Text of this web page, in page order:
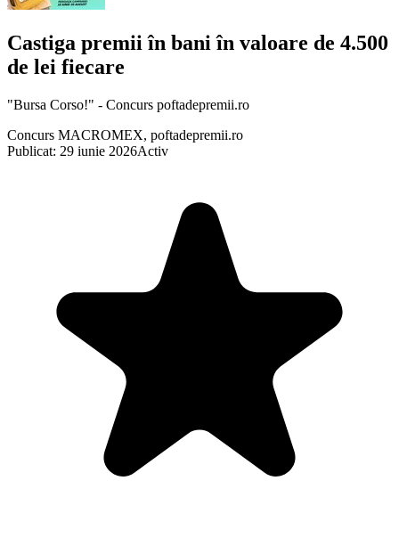
Castiga premii în bani în valoare de 4.500
de lei fiecare
"Bursa Corso!" - Concurs poftadepremii.ro
Concurs MACROMEX, poftadepremii.ro
Publicat: 29 iunie 2026Activ